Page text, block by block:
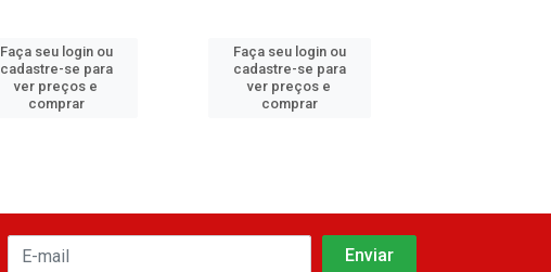
Faça seu login ou
cadastre-se para
ver preços e
comprar
Faça seu login ou
cadastre-se para
ver preços e
comprar